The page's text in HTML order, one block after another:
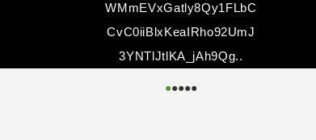
WMmEVxGatly8Qy1FLbC
CvC0iiBlxKeaIRho92UmJ
3YNTlJtlKA_jAh9Qg..
●●●●●